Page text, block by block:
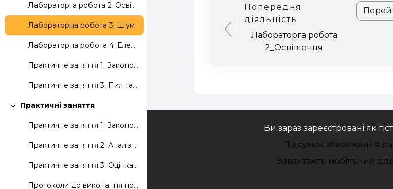
Лабораторга робота 2_Освітлення
Лабораторна робота 3_Шум
Лабораторна робота 4_Електробезпека
Практичне заняття 1_Законодавство з ОП
Практичне заняття 3_Пил та хімічні речовини
Згорнути
Практичні заняття
Практичне заняття 1. Законодавство з ОП.
Практичне заняття 2. Аналіз рівня виробничого травматизму на підприємстві.
Практичне заняття 3. Оцінка впливу хімічних речовин та пилу на організм працівників.
Протоколи до виконання практичних занять.
Попередня
діяльність
Лабораторга робота
2_Освітлення
Зворотній зв'язок Ви зараз зареєстровані як
Підсумок збереження
Завантажте мобільний